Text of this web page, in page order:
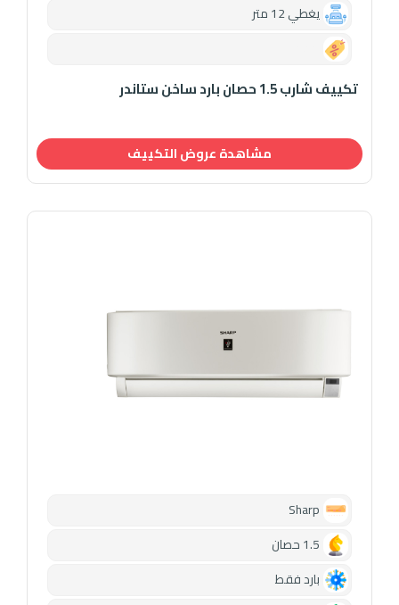
يغطي 12 متر
تكييف شارب 1.5 حصان بارد ساخن ستاندر
مشاهدة عروض التكييف
بارد فقط